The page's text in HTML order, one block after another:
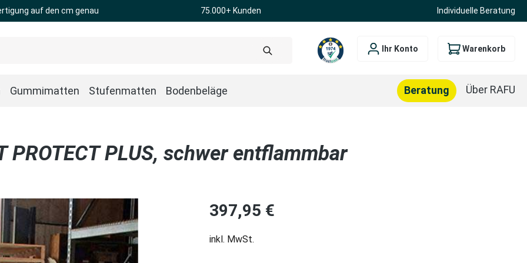
auf den cm genau 75.000+ Kunden Individuelle Beratung
Ihr Konto Warenkorb
Gummimatten Stufenmatten Bodenbeläge Beratung Über RAFU
PROTECT PLUS, schwer entflammbar
Regulärer Preis:
397,95 €
inkl. MwSt.